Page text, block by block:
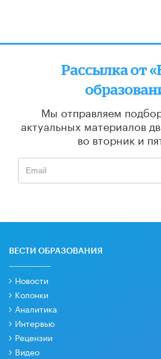
Рассылка от
Мы отправляем
актуальных материалов
во вторник и
ВЕСТИ ОБРАЗОВАНИЯ
Новости
Колонки
Аналитика
Интервью
Рецензии
Видео